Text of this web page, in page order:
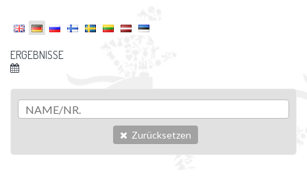
ERGEBNISSE
Zurücksetzen